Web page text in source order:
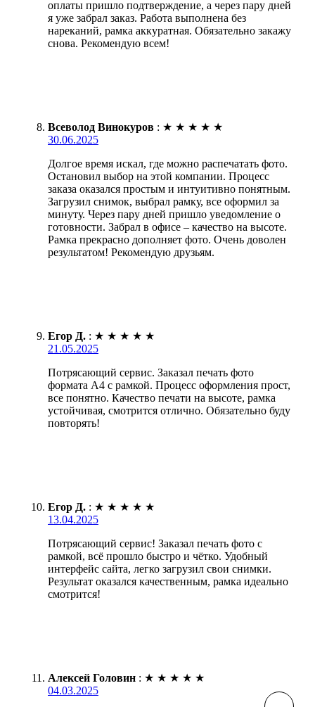
оплаты пришло подтверждение, а через пару дней
я уже забрал заказ. Работа выполнена без
нареканий, рамка аккуратная. Обязательно закажу
снова. Рекомендую всем!
Всеволод Винокуров : ★ ★ ★ ★ ★
30.06.2025
Долгое время искал, где можно распечатать фото.
Остановил выбор на этой компании. Процесс
заказа оказался простым и интуитивно понятным.
Загрузил снимок, выбрал рамку, все оформил за
минуту. Через пару дней пришло уведомление о
готовности. Забрал в офисе – качество на высоте.
Рамка прекрасно дополняет фото. Очень доволен
результатом! Рекомендую друзьям.
Егор Д. : ★ ★ ★ ★ ★
21.05.2025
Потрясающий сервис. Заказал печать фото
формата А4 с рамкой. Процесс оформления прост,
все понятно. Качество печати на высоте, рамка
устойчивая, смотрится отлично. Обязательно буду
повторять!
Егор Д. : ★ ★ ★ ★ ★
13.04.2025
Потрясающий сервис! Заказал печать фото с
рамкой, всё прошло быстро и чётко. Удобный
интерфейс сайта, легко загрузил свои снимки.
Результат оказался качественным, рамка идеально
смотрится!
Алексей Головин : ★ ★ ★ ★ ★
04.03.2025